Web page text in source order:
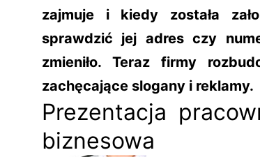
zajmuje i kiedy została
sprawdzić jej adres czy
zmieniło. Teraz firmy
zachęcające slogany i reklamy.
Prezentacja
biznesowa